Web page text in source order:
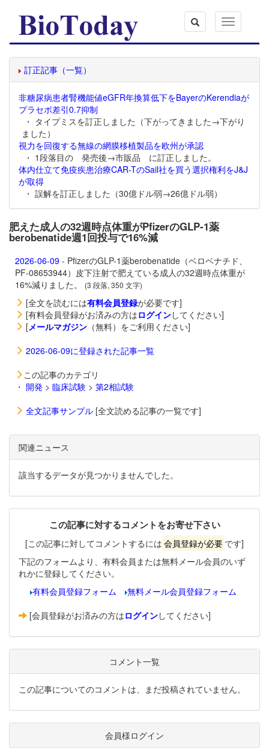
Toggle
navigation
訂正記事（一覧）
非糖尿病患者腎機能値eGFR年換算低下をBayerのKerendiaが
プラセボ差引0.7抑制
・ タイプミスを訂正しました（下がってきました→下がり
ました）
視力を回復する無線の網膜移植製品を欧州が承認
・ 1段落目の 発売後→市販品 に訂正しました。
体内仕立て免疫疾患治療CAR-TのSail社を買う選択権利をJ&J
が取得
・ 誤解を訂正しました（30億ドル弱→26億ドル弱）
肥えた成人の32週時点体重がPfizerのGLP-1薬
berobenatide週1回投与で16%減
2026-06-09 - PfizerのGLP-1薬berobenatide（ベロベナチド、
PF-08653944）皮下注射で肥えている成人の32週時点体重が
16%減りました。
(3 段落, 350 文字)
[全文を読むには有料会員登録が必要です]
[有料会員登録がお済みの方はログインしてください]
[メールマガジン （無料）をご利用ください]
2026-06-09に登録された記事一覧
この記事のカテゴリ
・ 開発 > 臨床試験 > 第2相試験
全文記事サンプル [全文読める記事の一覧です]
関連ニュース
該当するデータが見つかりませんでした。
この記事に対するコメントをお寄せ下さい
[この記事に対してコメントするには 会員登録が必要 です]
下記のフォームより、有料会員または無料メール会員のいず
れかに登録してください。
有料会員登録フォーム
無料メール会員登録フォーム
[会員登録がお済みの方はログインしてください]
コメント一覧
この記事についてのコメントは、まだ投稿されていません。
会員様ログイン